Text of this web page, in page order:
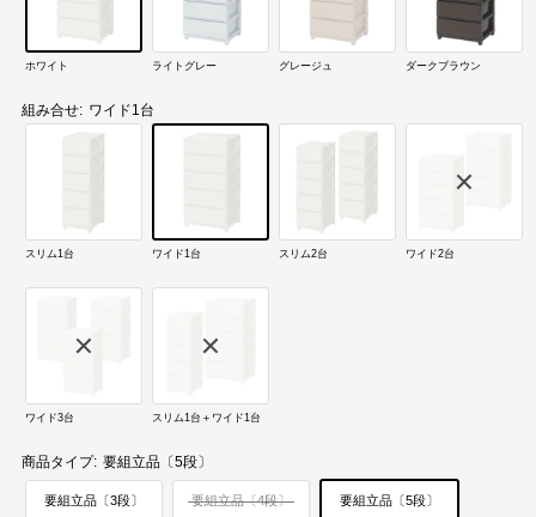
ホワイト ライトグレー グレージュ ダークブラウン
組み合せ: ワイド1台
スリム1台 ワイド1台 スリム2台 ワイド2台
ワイド3台 スリム1台＋ワイド1台
商品タイプ: 要組立品〔5段〕
要組立品〔3段〕 要組立品〔4段〕 要組立品〔5段〕